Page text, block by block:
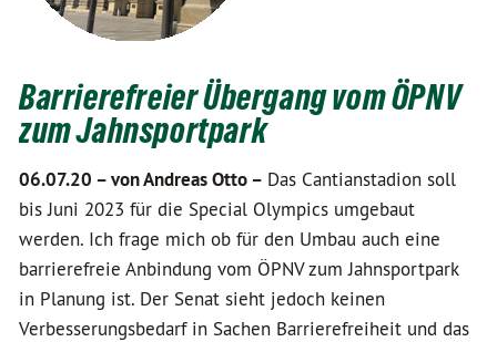
Barrierefreier Übergang vom ÖPNV
zum Jahnsportpark
06.07.20 –von Andreas Otto – Das Cantianstadion soll
bis Juni 2023 für die Special Olympics umgebaut
werden. Ich frage mich ob für den Umbau auch eine
barrierefreie Anbindung vom ÖPNV zum Jahnsportpark
in Planung ist. Der Senat sieht jedoch keinen
Verbesserungsbedarf in Sachen Barrierefreiheit und das